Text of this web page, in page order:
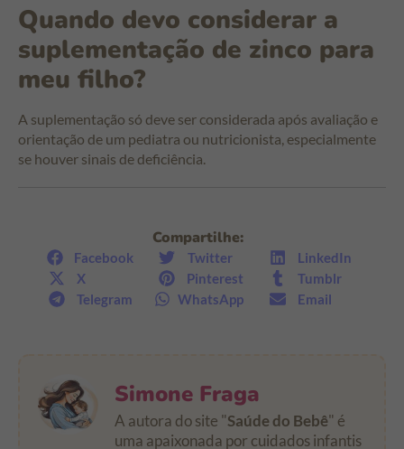
Quando devo considerar a
suplementação de zinco para
meu filho?
A suplementação só deve ser considerada após avaliação e
orientação de um pediatra ou nutricionista, especialmente
se houver sinais de deficiência.
Compartilhe:
Facebook Twitter
LinkedIn
X
Pinterest
Tumblr
Telegram
WhatsApp Email
Simone Fraga
A autora do site "Saúde do Bebê" é
uma apaixonada por cuidados infantis